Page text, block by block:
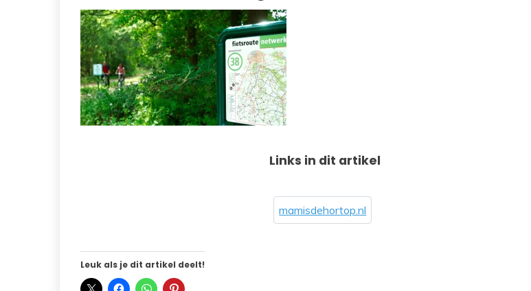
Links in dit artikel
mamisdehortop.nl
Leuk als je dit artikel deelt!